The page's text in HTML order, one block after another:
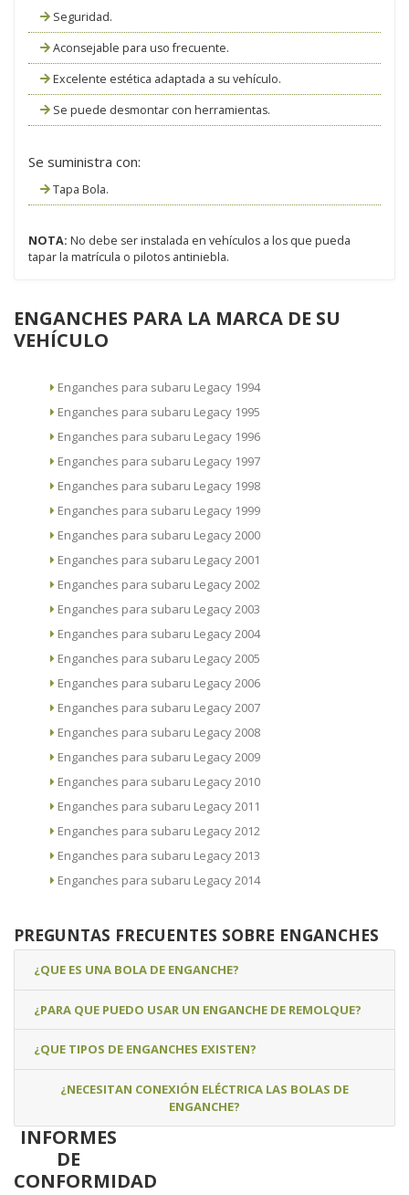
Seguridad.
Aconsejable para uso frecuente.
Excelente estética adaptada a su vehículo.
Se puede desmontar con herramientas.
Se suministra con:
Tapa Bola.
NOTA: No debe ser instalada en vehículos a los que pueda
tapar la matrícula o pilotos antiniebla.
ENGANCHES PARA LA MARCA DE SU
VEHÍCULO
Enganches para subaru Legacy 1994
Enganches para subaru Legacy 1995
Enganches para subaru Legacy 1996
Enganches para subaru Legacy 1997
Enganches para subaru Legacy 1998
Enganches para subaru Legacy 1999
Enganches para subaru Legacy 2000
Enganches para subaru Legacy 2001
Enganches para subaru Legacy 2002
Enganches para subaru Legacy 2003
Enganches para subaru Legacy 2004
Enganches para subaru Legacy 2005
Enganches para subaru Legacy 2006
Enganches para subaru Legacy 2007
Enganches para subaru Legacy 2008
Enganches para subaru Legacy 2009
Enganches para subaru Legacy 2010
Enganches para subaru Legacy 2011
Enganches para subaru Legacy 2012
Enganches para subaru Legacy 2013
Enganches para subaru Legacy 2014
PREGUNTAS FRECUENTES SOBRE ENGANCHES
¿QUE ES UNA BOLA DE ENGANCHE?
¿PARA QUE PUEDO USAR UN ENGANCHE DE REMOLQUE?
¿QUE TIPOS DE ENGANCHES EXISTEN?
¿NECESITAN CONEXIÓN ELÉCTRICA LAS BOLAS DE
ENGANCHE?
INFORMES
DE
CONFORMIDAD